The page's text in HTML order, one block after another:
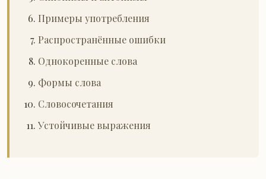
Примеры употребления
Распространённые ошибки
Однокоренные слова
Формы слова
Словосочетания
Устойчивые выражения